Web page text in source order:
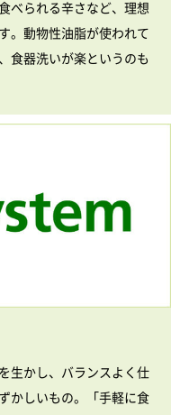
べられる辛さなど、理想
。動物性油脂が使われて
食器洗いが楽というのも
生かし、バランスよく仕
かしいもの。「手軽に食